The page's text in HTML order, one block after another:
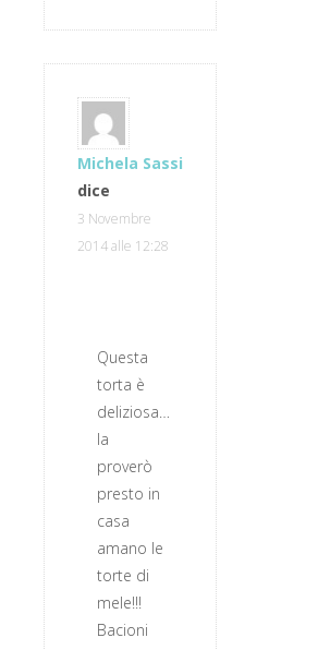
Michela Sassi
dice
3 Novembre
2014 alle 12:28
Questa
torta è
deliziosa…
la
proverò
presto in
casa
amano le
torte di
mele!!!
Bacioni